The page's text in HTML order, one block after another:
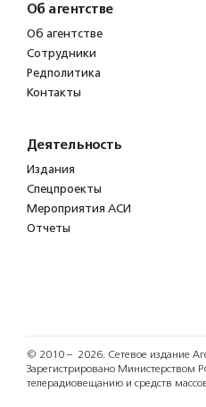
Об агентстве
Об агентстве
Сотрудники
Редполитика
Контакты
Деятельность
Издания
Спецпроекты
Мероприятия АСИ
Отчеты
© 2010 – 2026. Сетевое издание
Зарегистрировано Министерством
телерадиовещанию и средств